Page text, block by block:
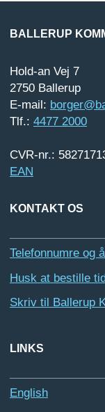
BALLERUP
Hold-an Vej 7
2750 Ballerup
E-mail:
Tlf.: 4477 2000
CVR-nr.:
EAN
KONTAKT OS
Telefonnumre og
Husk at bestille
Skriv til Ballerup
LINKS
English